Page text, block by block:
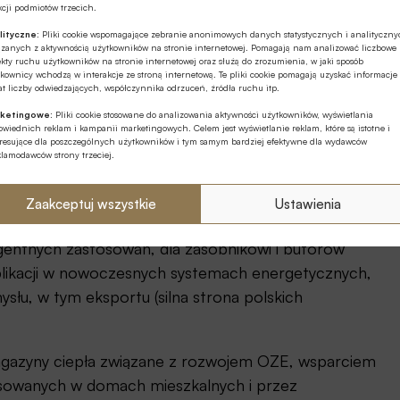
podmiotów trzecich.
Pliki cookie wspomagające zebranie anonimowych danych statystycznych i
z aktywnością użytkowników na stronie internetowej. Pomagają nam analizować liczbowe
ruchu użytkowników na stronie internetowej oraz służą do zrozumienia, w jaki sposób
wchodzą w interakcje ze stroną internetową. Te pliki cookie pomagają uzyskać informacje
liczby odwiedzających, współczynnika odrzuceń, źródła ruchu itp.
Pliki cookie stosowane do analizowania aktywności użytkowników, wyświetlania
reklam i kampanii marketingowych. Celem jest wyświetlanie reklam, które są istotne i
dla poszczególnych użytkowników i tym samym bardziej efektywne dla wydawców
strony trzeciej.
Zaakceptuj wszystkie Ustawienia
TRNSYS, rozwija w szczególności technologie
wprowadzaniu OZE do ciepłownictwa
i wprowadzeniem dynamicznych taryf na energię
magazyny ciepła. Wiele się mówi o
(tzw. materiały PCM). W tym zakresie IEO
UE ComBioTES[3].
zastosowań, dla zasobnikowi i buforów
w nowoczesnych systemach energetycznych,
w tym eksportu (silna strona polskich
ciepła związane z rozwojem OZE, wsparciem
w domach mieszkalnych i przez